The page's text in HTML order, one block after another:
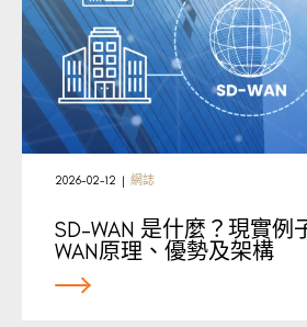
2026-02-12 | 網誌
SD-WAN 是什麼？現實例
WAN原理、優勢及架構